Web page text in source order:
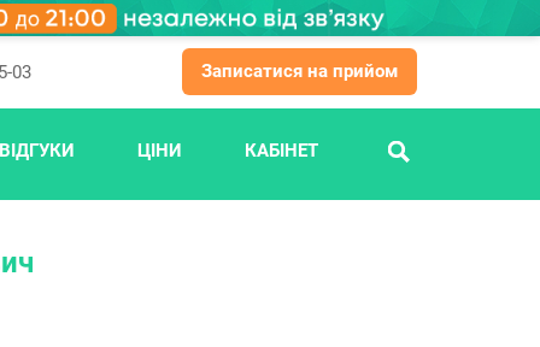
ПОШУК
03 Записатися на прийом
ВІДГУКИ ЦІНИ КАБІНЕТ